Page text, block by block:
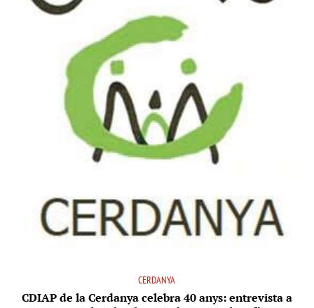
CERDANYA
CDIAP de la Cerdanya celebra 40 anys: entrevista a